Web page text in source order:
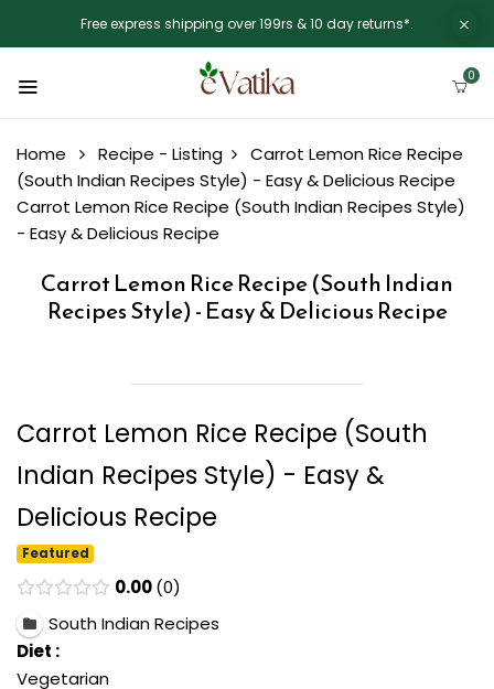
Free express shipping over 199rs & 10 day returns*.
0
Home Recipe - Listing
Carrot Lemon Rice Recipe
(South Indian Recipes Style) - Easy & Delicious Recipe
Carrot Lemon Rice Recipe (South Indian Recipes Style)
- Easy & Delicious Recipe
Carrot Lemon Rice Recipe (South Indian
Recipes Style) - Easy & Delicious Recipe
Carrot Lemon Rice Recipe (South
Indian Recipes Style) - Easy &
Delicious Recipe
Featured
0.00 0
South Indian Recipes
Diet :
Vegetarian